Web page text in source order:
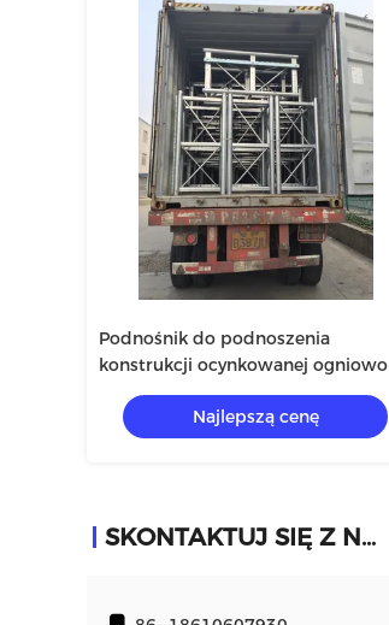
Podnośnik do podnoszenia
konstrukcji ocynkowanej ogniowo
Najlepszą cenę
SKONTAKTUJ SIĘ Z NAMI